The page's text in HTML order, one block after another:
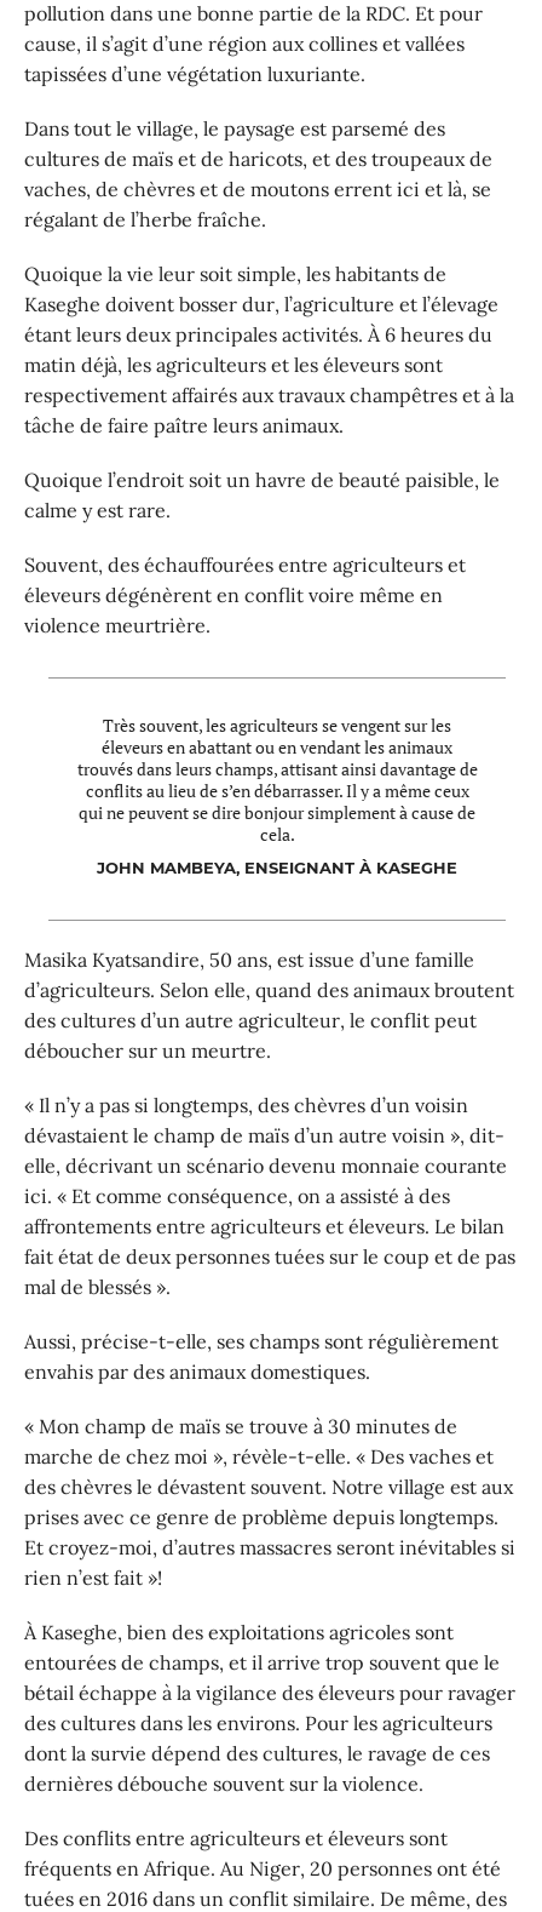
pollution dans une bonne partie de la RDC. Et pour
cause, il s’agit d’une région aux collines et vallées
tapissées d’une végétation luxuriante.
Dans tout le village, le paysage est parsemé des
cultures de maïs et de haricots, et des troupeaux de
vaches, de chèvres et de moutons errent ici et là, se
régalant de l’herbe fraîche.
Quoique la vie leur soit simple, les habitants de
Kaseghe doivent bosser dur, l’agriculture et l’élevage
étant leurs deux principales activités. À 6 heures du
matin déjà, les agriculteurs et les éleveurs sont
respectivement affairés aux travaux champêtres et à la
tâche de faire paître leurs animaux.
Quoique l’endroit soit un havre de beauté paisible, le
calme y est rare.
Souvent, des échauffourées entre agriculteurs et
éleveurs dégénèrent en conflit voire même en
violence meurtrière.
Très souvent, les agriculteurs se vengent sur les
éleveurs en abattant ou en vendant les animaux
trouvés dans leurs champs, attisant ainsi davantage de
conflits au lieu de s’en débarrasser. Il y a même ceux
qui ne peuvent se dire bonjour simplement à cause de
cela.
JOHN MAMBEYA, ENSEIGNANT À KASEGHE
Masika Kyatsandire, 50 ans, est issue d’une famille
d’agriculteurs. Selon elle, quand des animaux broutent
des cultures d’un autre agriculteur, le conflit peut
déboucher sur un meurtre.
« Il n’y a pas si longtemps, des chèvres d’un voisin
dévastaient le champ de maïs d’un autre voisin », dit-
elle, décrivant un scénario devenu monnaie courante
ici. « Et comme conséquence, on a assisté à des
affrontements entre agriculteurs et éleveurs. Le bilan
fait état de deux personnes tuées sur le coup et de pas
mal de blessés ».
Aussi, précise-t-elle, ses champs sont régulièrement
envahis par des animaux domestiques.
« Mon champ de maïs se trouve à 30 minutes de
marche de chez moi », révèle-t-elle. « Des vaches et
des chèvres le dévastent souvent. Notre village est aux
prises avec ce genre de problème depuis longtemps.
Et croyez-moi, d’autres massacres seront inévitables si
rien n’est fait »!
À Kaseghe, bien des exploitations agricoles sont
entourées de champs, et il arrive trop souvent que le
bétail échappe à la vigilance des éleveurs pour ravager
des cultures dans les environs. Pour les agriculteurs
dont la survie dépend des cultures, le ravage de ces
dernières débouche souvent sur la violence.
Des conflits entre agriculteurs et éleveurs sont
fréquents en Afrique. Au Niger, 20 personnes ont été
tuées en 2016 dans un conflit similaire. De même, des